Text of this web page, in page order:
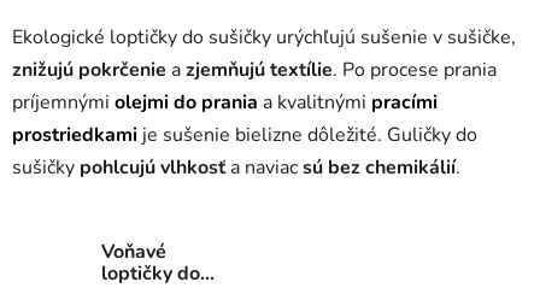
Ekologické loptičky do sušičky urýchľujú sušenie v sušičke,
znižujú pokrčenie azjemňujú textílie. Po procese prania
príjemnými olejmi do prania a kvalitnými pracími
prostriedkami je sušenie bielizne dôležité. Guličky do
sušičky pohlcujú vlhkosťa naviacsú bez chemikálií.
Voňavé
loptičky do